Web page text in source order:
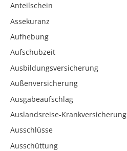
Anteilschein
Assekuranz
Aufhebung
Aufschubzeit
Ausbildungsversicherung
Außenversicherung
Ausgabeaufschlag
Auslandsreise-Krankversicherung
Ausschlüsse
Ausschüttung